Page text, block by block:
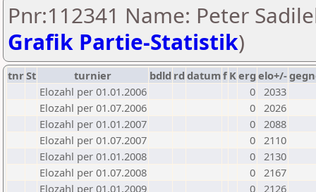
Pnr:112341 Name: Peter
Grafik Partie-Statistik)
tnrSt turnier bdld rd datumf Kerg elo+/-
Elozahl per 01.01.2006
0 2033
Elozahl per 01.07.2006
0 2026
Elozahl per 01.01.2007
0 2088
Elozahl per 01.07.2007
0 2110
Elozahl per 01.01.2008
0 2130
Elozahl per 01.07.2008
0 2167
Elozahl per 01.01.2009
0 2126